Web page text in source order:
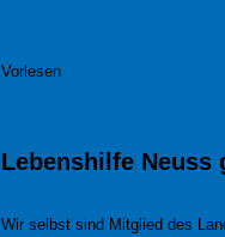
Vorlesen
Lebenshilfe Neuss
Wir selbst sind Mitglied des